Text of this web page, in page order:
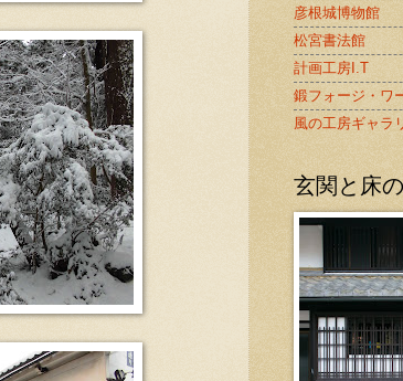
彦根城博物館
松宮書法館
計画工房I.T
鍛フォージ・ワ
風の工房ギャ
玄関と床